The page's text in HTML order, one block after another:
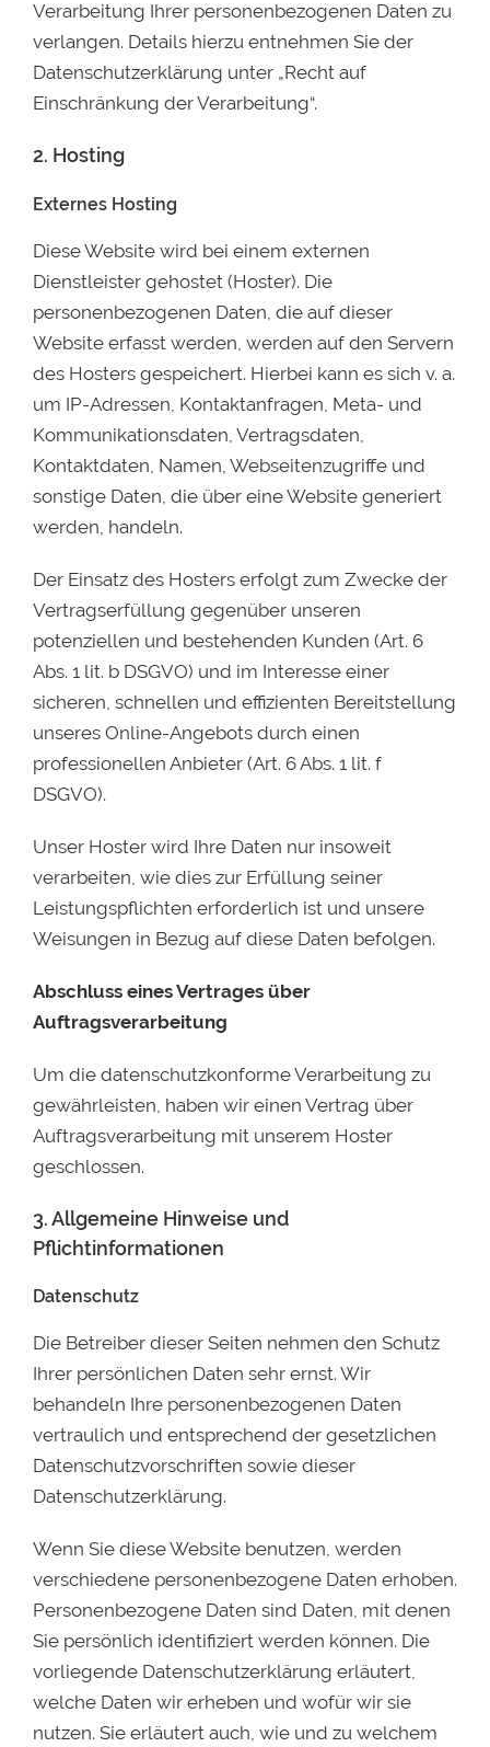
Verarbeitung Ihrer personenbezogenen Daten zu
verlangen. Details hierzu entnehmen Sie der
Datenschutzerklärung unter „Recht auf
Einschränkung der Verarbeitung“.
2. Hosting
Externes Hosting
Diese Website wird bei einem externen
Dienstleister gehostet (Hoster). Die
personenbezogenen Daten, die auf dieser
Website erfasst werden, werden auf den Servern
des Hosters gespeichert. Hierbei kann es sich v. a.
um IP-Adressen, Kontaktanfragen, Meta- und
Kommunikationsdaten, Vertragsdaten,
Kontaktdaten, Namen, Webseitenzugriffe und
sonstige Daten, die über eine Website generiert
werden, handeln.
Der Einsatz des Hosters erfolgt zum Zwecke der
Vertragserfüllung gegenüber unseren
potenziellen und bestehenden Kunden (Art. 6
Abs. 1 lit. b DSGVO) und im Interesse einer
sicheren, schnellen und effizienten Bereitstellung
unseres Online-Angebots durch einen
professionellen Anbieter (Art. 6 Abs. 1 lit. f
DSGVO).
Unser Hoster wird Ihre Daten nur insoweit
verarbeiten, wie dies zur Erfüllung seiner
Leistungspflichten erforderlich ist und unsere
Weisungen in Bezug auf diese Daten befolgen.
Abschluss eines Vertrages über
Auftragsverarbeitung
Um die datenschutzkonforme Verarbeitung zu
gewährleisten, haben wir einen Vertrag über
Auftragsverarbeitung mit unserem Hoster
geschlossen.
3. Allgemeine Hinweise und
Pflichtinformationen
Datenschutz
Die Betreiber dieser Seiten nehmen den Schutz
Ihrer persönlichen Daten sehr ernst. Wir
behandeln Ihre personenbezogenen Daten
vertraulich und entsprechend der gesetzlichen
Datenschutzvorschriften sowie dieser
Datenschutzerklärung.
Wenn Sie diese Website benutzen, werden
verschiedene personenbezogene Daten erhoben.
Personenbezogene Daten sind Daten, mit denen
Sie persönlich identifiziert werden können. Die
vorliegende Datenschutzerklärung erläutert,
welche Daten wir erheben und wofür wir sie
nutzen. Sie erläutert auch, wie und zu welchem